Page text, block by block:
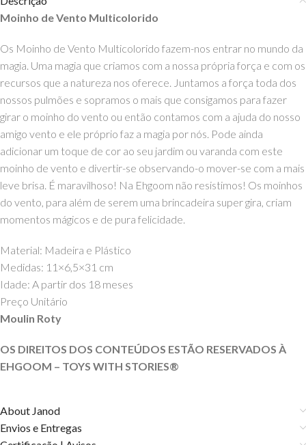
Moinho de Vento Multicolorido
Os Moinho de Vento Multicolorido fazem-nos entrar no mundo da
magia. Uma magia que criamos com a nossa própria força e com os
recursos que a natureza nos oferece. Juntamos a força toda dos
nossos pulmões e sopramos o mais que consigamos para fazer
girar o moinho do vento ou então contamos com a ajuda do nosso
amigo vento e ele próprio faz a magia por nós. Pode ainda
adicionar um toque de cor ao seu jardim ou varanda com este
moinho de vento e divertir-se observando-o mover-se com a mais
leve brisa. É maravilhoso! Na Ehgoom não resistimos! Os moinhos
do vento, para além de serem uma brincadeira super gira, criam
momentos mágicos e de pura felicidade.
Material: Madeira e Plástico
Medidas: 11×6,5×31 cm
Idade: A partir dos 18 meses
Preço Unitário
Moulin Roty
OS DIREITOS DOS CONTEÚDOS ESTÃO RESERVADOS À
EHGOOM – TOYS WITH STORIES®️
About Janod
Envios e Entregas